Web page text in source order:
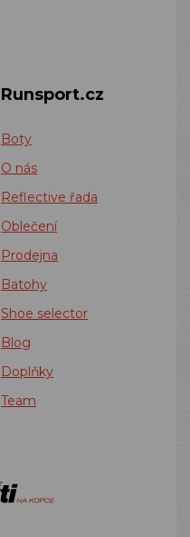
Runsport.cz
Boty
O nás
Reflective řada
Oblečení
Prodejna
Batohy
Shoe selector
Blog
Doplňky
Team